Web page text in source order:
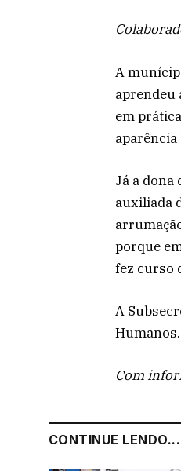
A
aprendeu
em
aparência
Já a dona
auxiliada
porque
fez curso
A
Humanos.
Com
CONTINUE LENDO...